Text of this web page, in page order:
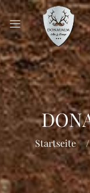
Startseite